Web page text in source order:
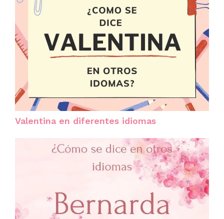
Valentina en diferentes idiomas